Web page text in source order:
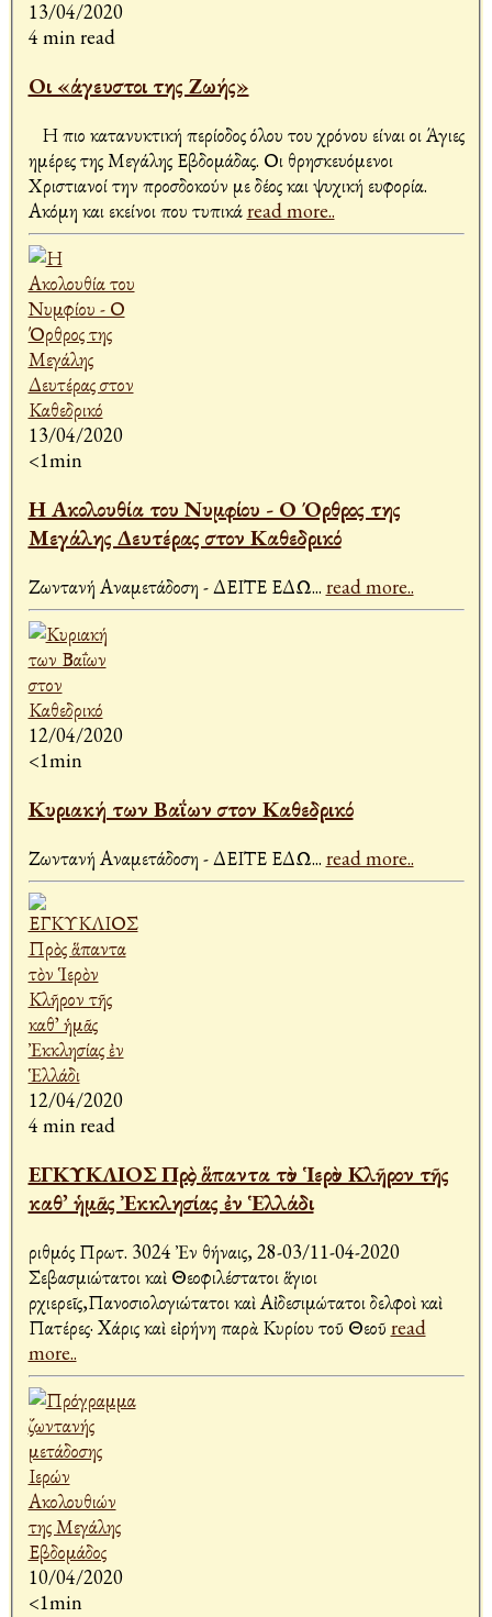
13/04/2020
4 min read
Οι «άγευστοι της Ζωής»
Η πιο κατανυκτική περίοδος όλου του χρόνου είναι οι Άγιες
ημέρες της Μεγάλης Εβδομάδας. Οι θρησκευόμενοι
Χριστιανοί την προσδοκούν με δέος και ψυχική ευφορία.
Ακόμη και εκείνοι που τυπικάread more..
13/04/2020
<1min
Η Ακολουθία του Νυμφίου - Ο Όρθρος της
Μεγάλης Δευτέρας στον Καθεδρικό
Ζωντανή Αναμετάδοση - ΔΕΙΤΕ ΕΔΩ... read more..
12/04/2020
<1min
Κυριακή των Βαΐων στον Καθεδρικό
Ζωντανή Αναμετάδοση - ΔΕΙΤΕ ΕΔΩ... read more..
12/04/2020
4 min read
ΕΓΚΥΚΛΙΟΣ Πρὸς ἅπαντα τὸν Ἱερὸν Κλῆρον τῆς
καθ᾽ ἡμᾶς Ἐκκλησίας ἐν Ἑλλάδι
Ἀριθμός Πρωτ. 3024 Ἐν Ἀθήναις, 28-03/11-04-2020
Σεβασμιώτατοι καὶ Θεοφιλέστατοι ἅγιοι
Ἀρχιερεῖς,Πανοσιολογιώτατοι καὶ Αἰδεσιμώτατοι Ἀδελφοὶ καὶ
Πατέρες· Xάρις καὶ εἰρήνη παρὰ Κυρίου τοῦ Θεοῦ read
more..
10/04/2020
<1min